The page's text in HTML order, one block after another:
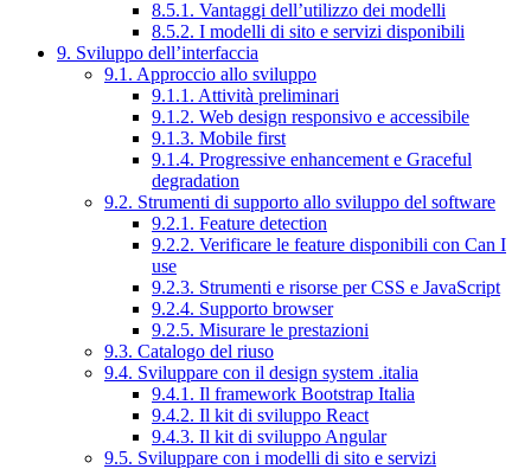
8.5.1. Vantaggi dell’utilizzo dei modelli
8.5.2. I modelli di sito e servizi disponibili
9. Sviluppo dell’interfaccia
9.1. Approccio allo sviluppo
9.1.1. Attività preliminari
9.1.2. Web design responsivo e accessibile
9.1.3. Mobile first
9.1.4. Progressive enhancement e Graceful
degradation
9.2. Strumenti di supporto allo sviluppo del software
9.2.1. Feature detection
9.2.2. Verificare le feature disponibili con Can I
use
9.2.3. Strumenti e risorse per CSS e JavaScript
9.2.4. Supporto browser
9.2.5. Misurare le prestazioni
9.3. Catalogo del riuso
9.4. Sviluppare con il design system .italia
9.4.1. Il framework Bootstrap Italia
9.4.2. Il kit di sviluppo React
9.4.3. Il kit di sviluppo Angular
9.5. Sviluppare con i modelli di sito e servizi